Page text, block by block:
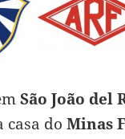
São João del
casa do Minas